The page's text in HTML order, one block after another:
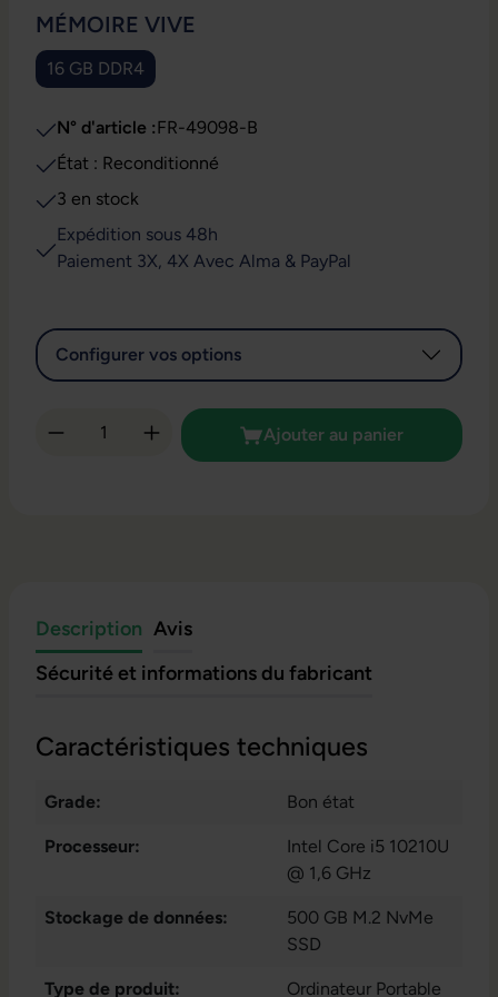
SÉLECTIONNEZ
MÉMOIRE VIVE
16 GB DDR4
N° d'article :FR-49098-B
État : Reconditionné
3 en stock
Expédition sous 48h
Paiement 3X, 4X Avec Alma & PayPal
Configurer vos options
Quantité de produit : Entrez la quantité
Ajouter au panier
Description Avis
Sécurité et informations du fabricant
Caractéristiques techniques
Grade: Bon état
Processeur:
Intel Core i5 10210U
@ 1,6 GHz
Stockage de données:
500 GB M.2 NvMe
SSD
Type de produit: Ordinateur Portable